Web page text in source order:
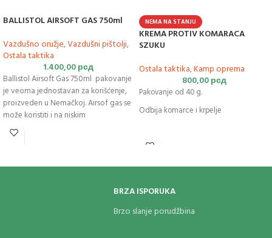
BALLISTOL AIRSOFT GAS 750ml
Vazdušno oružje,Vazdušni pištolji,
Ostala taktika
1.400,00рсд
Ballistol Airsoft Gas 750ml pakovanje
je veoma jednostavan za korišćenje,
proizveden u Nemačkoj. Airsof gas se
može koristiti i na niskim
temperaturama, neutralnog je mirisa.
Pištolji
sadrži. Takođe štiti pištolj od
Boce su pod pritiskom i zapaljive.
NEMA NA STANJU
KREMA PROTIV KOMARACA
SZUKU
Ostala taktika,Kamp oprema
800,00рсд
Pakovanje od 40 g.
Odbija komarce i krpelje
BRZA ISPORUKA
Brzo slanje porudžbina